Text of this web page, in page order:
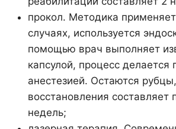
прокол. Методика
случаях, используется
помощью врач выполняет
капсулой, процесс делается
анестезией. Остаются
восстановления составляет
недель;